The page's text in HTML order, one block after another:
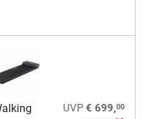
UVP € 699,00